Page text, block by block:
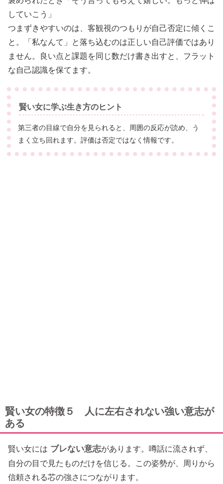
していこう」
つまずきやすいのは、客観視のつもりが自己否定に傾くこ
と。「私なんて」と落ち込むのは正しい自己評価ではあり
ません。良い点と課題を同じ数だけ書き出すと、フラット
な自己認識を保てます。
賢い女に学ぶ生き方のヒント
第三者の目線で自分を見られると、周囲の反応が読め、う
まく立ち回れます。評価は否定ではなく情報です。
賢い女の特徴５ 人に左右されない強い意志が
ある
賢い女には ブレない意志があります。噂話に流されず、
自分の目で見たものだけを信じる。この姿勢が、周りから
信頼される芯の強さにつながります。